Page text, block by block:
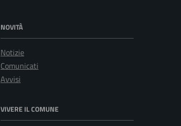
NOVITÀ
Notizie
Comunicati
Avvisi
VIVERE IL COMUNE